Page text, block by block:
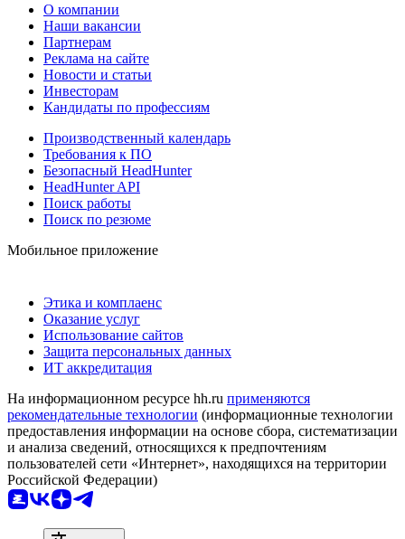
О компании
Наши вакансии
Партнерам
Реклама на сайте
Новости и статьи
Инвесторам
Кандидаты по профессиям
Производственный календарь
Требования к ПО
Безопасный HeadHunter
HeadHunter API
Поиск работы
Поиск по резюме
Мобильное приложение
Этика и комплаенс
Оказание услуг
Использование сайтов
Защита персональных данных
ИТ аккредитация
На информационном ресурсе hh.ru применяются
рекомендательные технологии (информационные технологии
предоставления информации на основе сбора, систематизации
и анализа сведений, относящихся к предпочтениям
пользователей сети «Интернет», находящихся на территории
Российской Федерации)